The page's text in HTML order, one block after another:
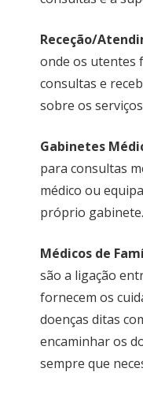
Receção/
onde os utentes
consultas e
sobre os
Gabinetes
para consultas
médico ou
próprio gabinete.
Médicos de
são a ligação
fornecem os
doenças ditas
encaminhar os
sempre que